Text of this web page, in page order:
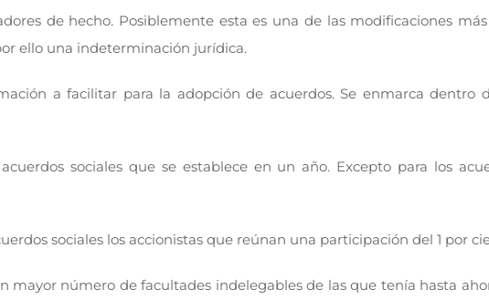
de hecho. Posiblemente esta es una de las modificaciones
ello una indeterminación jurídica.
a facilitar para la adopción de acuerdos. Se enmarca dentro
sociales que se establece en un año. Excepto para los
sociales los accionistas que reúnan una participación del 1 por
mayor número de facultades indelegables de las que tenía hasta